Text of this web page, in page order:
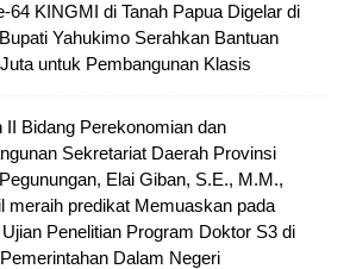
64 KINGMI di Tanah Papua Digelar di
Yahukimo Serahkan Bantuan
untuk Pembangunan Klasis
II Bidang Perekonomian dan
Sekretariat Daerah Provinsi
Elai Giban, S.E., M.M.,
meraih predikat Memuaskan pada
Penelitian Program Doktor S3 di
Dalam Negeri